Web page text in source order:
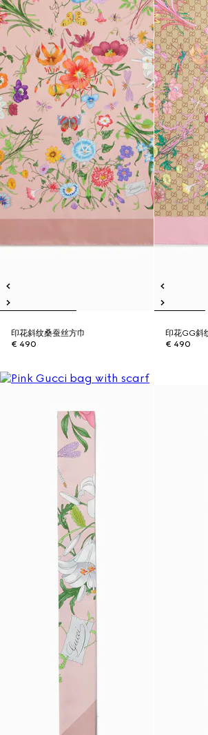
印花斜纹桑蚕丝方巾
€ 490
印花GG斜
€ 490